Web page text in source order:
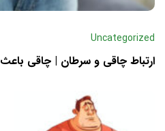
Uncategorized
ارتباط چاقی و سرطان | چاقی باعث 5 سرطان کشنده می شود!